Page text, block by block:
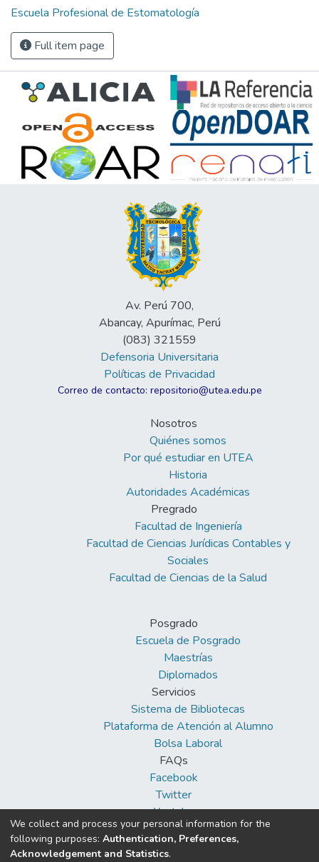
Escuela Profesional de Estomatología
Full item page
Av. Perú 700,
Abancay, Apurímac, Perú
(083) 321559
Defensoria Universitaria
Políticas de Privacidad
Correo de contacto: repositorio@utea.edu.pe
Nosotros
Quiénes somos
Por qué estudiar en UTEA
Historia
Autoridades Académicas
Pregrado
Facultad de Ingeniería
Facultad de Ciencias Jurídicas Contables y
Sociales
Facultad de Ciencias de la Salud
Posgrado
Escuela de Posgrado
Maestrías
Diplomados
Servicios
Sistema de Bibliotecas
Plataforma de Atención al Alumno
Bolsa Laboral
FAQs
Facebook
Twitter
Youtube
We collect and process your personal information for the
following purposes: Authentication, Preferences,
Acknowledgement and Statistics.